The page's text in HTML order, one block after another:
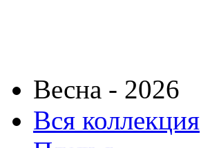
Весна - 2026
Вся коллекция